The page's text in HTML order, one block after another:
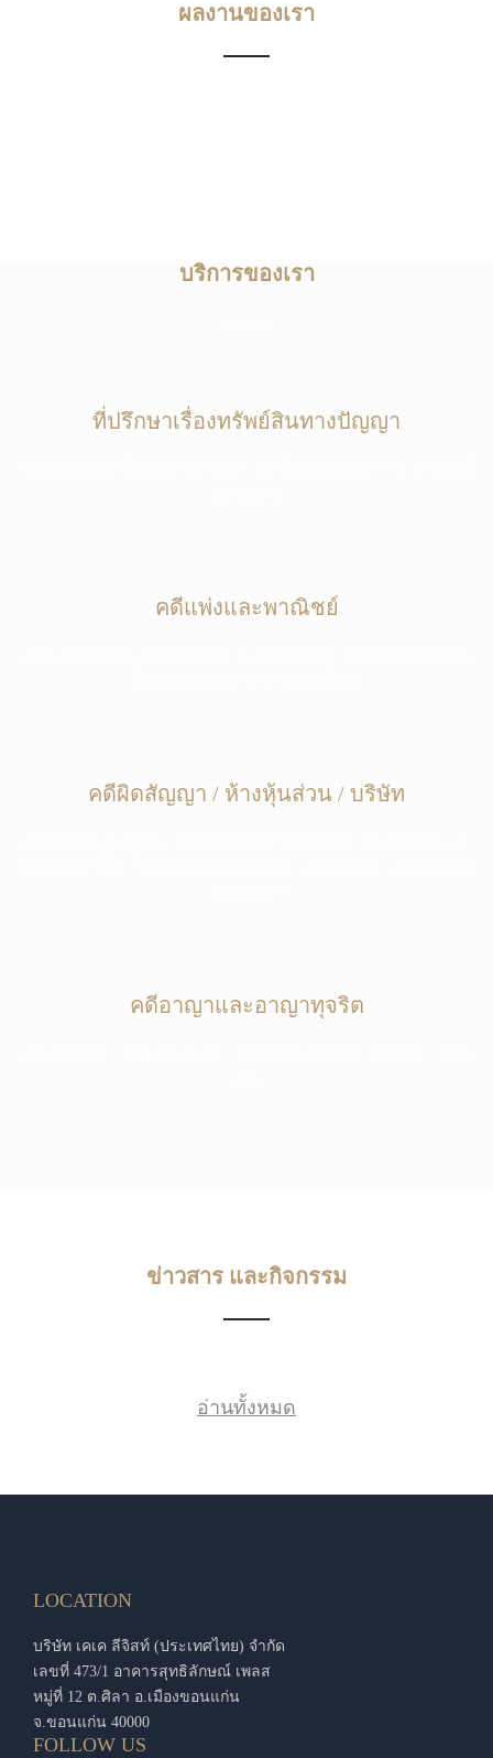
ผลงานของเรา
บริการของเรา
ที่ปรึกษาเรื่องทรัพย์สินทางปัญญา
คดีแพ่งและพาณิชย์
คดีผิดสัญญา / ห้างหุ้นส่วน / บริษัท
คดีอาญาและอาญาทุจริต
ข่าวสาร และกิจกรรม
อ่านทั้งหมด
LOCATION
บริษัท เคเค ลีจิสท์ (ประเทศไทย) จำกัด
เลขที่ 473/1 อาคารสุทธิลักษณ์ เพลส
หมู่ที่ 12 ต.ศิลา อ.เมืองขอนแก่น
จ.ขอนแก่น 40000
FOLLOW US